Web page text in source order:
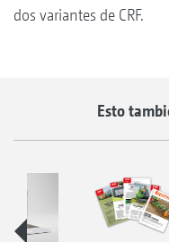
dos variantes de CRF.
Esto